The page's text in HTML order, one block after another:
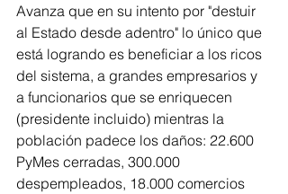
Avanza que en su intento por "destuir
al Estado desde adentro" lo único que
está logrando es beneficiar a los ricos
del sistema, a grandes empresarios y
a funcionarios que se enriquecen
(presidente incluido) mientras la
población padece los daños: 22.600
PyMes cerradas, 300.000
despempleados, 18.000 comercios